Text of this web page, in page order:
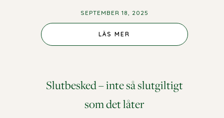
SEPTEMBER 18, 2025
LÄS MER
Slutbesked – inte så slutgiltigt
som det låter